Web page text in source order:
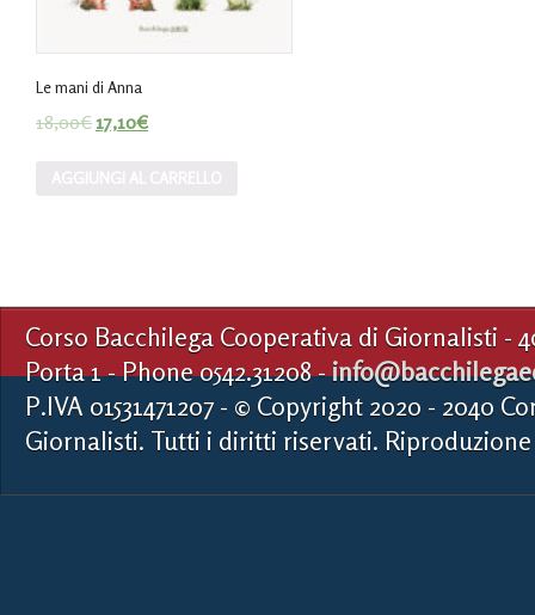
Le mani di Anna
18,00€17,10€
Corso Bacchilega Cooperativa di Giornalisti -
Porta 1 - Phone 0542.31208 -
P.IVA 01531471207 - © Copyright 2020 - 2040
Giornalisti. Tutti i diritti riservati.